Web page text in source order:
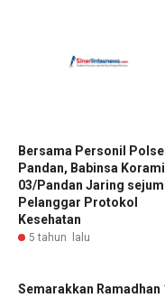
Bersama Personil
Pandan, Babinsa Koramil
03/Pandan Jaring
Pelanggar Protokol
Kesehatan
5 tahun lalu
Semarakkan Ramadhan